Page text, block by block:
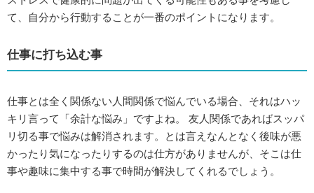
て、自分から行動することが一番のポイントになります。
仕事に打ち込む事
仕事とは全く関係ない人間関係で悩んでいる場合、それはハッ
キリ言って「余計な悩み」ですよね。 友人関係であればスッパ
リ切る事で悩みは解消されます。とは言えなんとなく後味が悪
かったり気になったりするのは仕方がありませんが、そこは仕
事や趣味に集中する事で時間が解決してくれるでしょう。